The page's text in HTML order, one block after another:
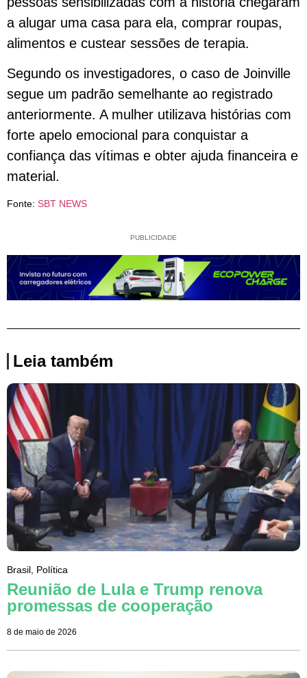
a alugar uma casa para ela, comprar roupas,
alimentos e custear sessões de terapia.
Segundo os investigadores, o caso de Joinville
segue um padrão semelhante ao registrado
anteriormente. A mulher utilizava histórias com
forte apelo emocional para conquistar a
confiança das vítimas e obter ajuda financeira e
material.
Fonte: SBT NEWS
PUBLICIDADE
Leia também
Brasil Política
Reunião de Lula e Trump renova
promessas de cooperação
8 de maio de 2026